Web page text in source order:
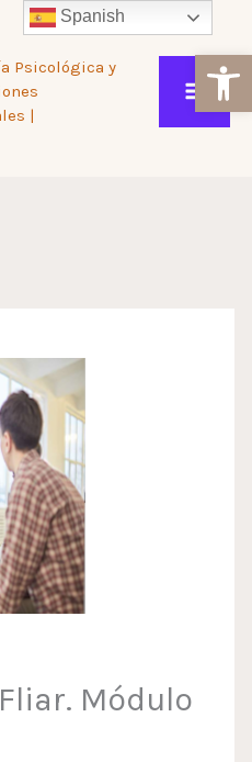
Psicológica y
|
Módulo
Spanish